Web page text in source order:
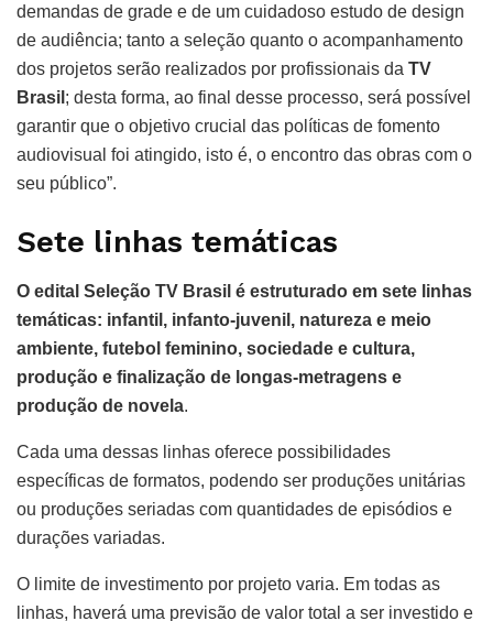
demandas de grade e de um cuidadoso estudo de design
de audiência; tanto a seleção quanto o acompanhamento
dos projetos serão realizados por profissionais da TV
Brasil ; desta forma, ao final desse processo, será possível
garantir que o objetivo crucial das políticas de fomento
audiovisual foi atingido, isto é, o encontro das obras com o
seu público”.
Sete linhas temáticas
O edital Seleção TV Brasil é estruturado em sete linhas
temáticas: infantil, infanto-juvenil, natureza e meio
ambiente, futebol feminino, sociedade e cultura,
produção e finalização de longas-metragens e
produção de novela.
Cada uma dessas linhas oferece possibilidades
específicas de formatos, podendo ser produções unitárias
ou produções seriadas com quantidades de episódios e
durações variadas.
O limite de investimento por projeto varia. Em todas as
linhas, haverá uma previsão de valor total a ser investido e